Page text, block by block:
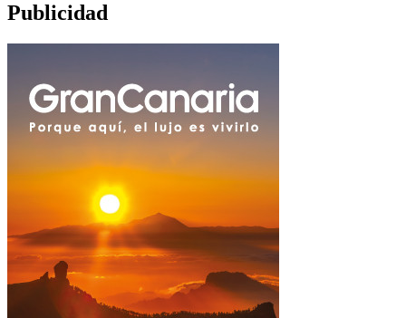
Publicidad